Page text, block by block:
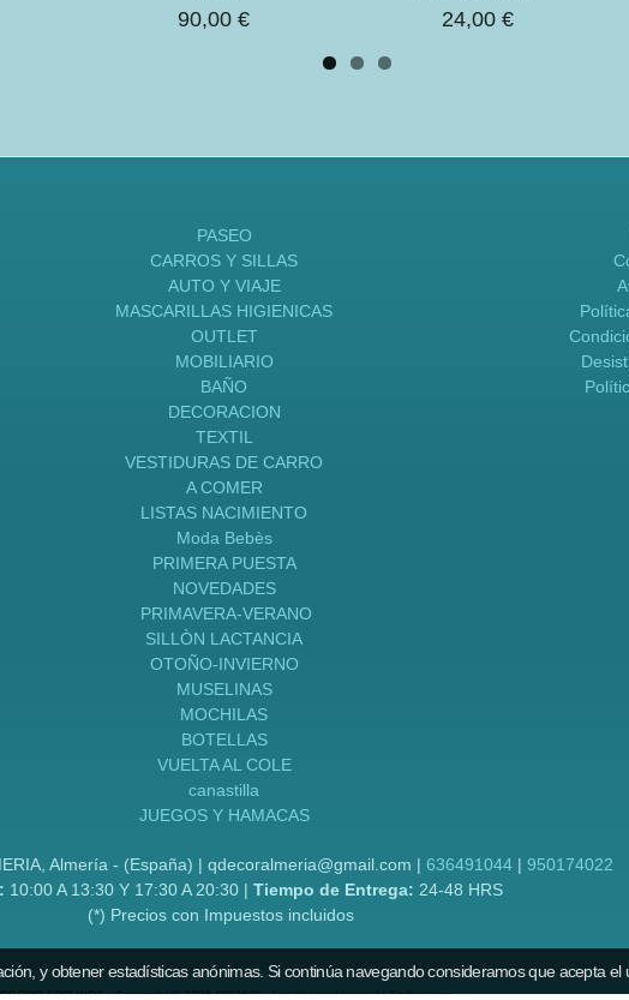
90,00 € 24,00 €
PASEO
CARROS Y SILLAS
AUTO Y VIAJE
MASCARILLAS HIGIENICAS
OUTLET
MOBILIARIO
BAÑO
DECORACION
TEXTIL
VESTIDURAS DE CARRO
A COMER
LISTAS NACIMIENTO
Moda Bebès
PRIMERA PUESTA
NOVEDADES
PRIMAVERA-VERANO
SILLÒN LACTANCIA
OTOÑO-INVIERNO
MUSELINAS
MOCHILAS
BOTELLAS
VUELTA AL COLE
canastilla
JUEGOS Y HAMACAS
Almería - (España) | qdecoralmeria@gmail.com |636491044 |950174022
10:00 A 13:30 Y 17:30 A 20:30 | Tiempo de Entrega: 24-48 HRS
(*) Precios con Impuestos incluidos
FOR KIDS- Copyright © 2026 [38760] - Con la tecnología de Palbin.com
y obtener estadísticas anónimas. Si continúa navegando consideramos que acepta el